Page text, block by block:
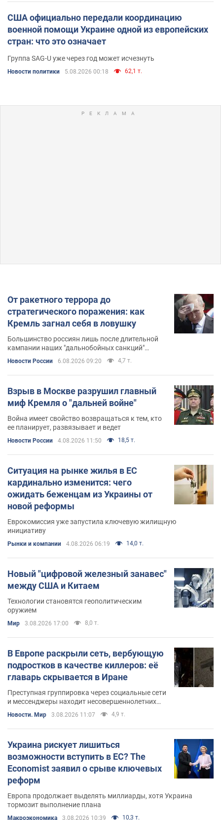
США официально передали координацию
военной помощи Украине одной из европейских
стран: что это означает
Группа SAG-U уже через год может исчезнуть
Новости политики 5.08.2026 00:18 62,1 т.
От ракетного террора до
стратегического поражения: как
Кремль загнал себя в ловушку
Большинство россиян лишь после длительной
кампании наших "дальнобойных санкций"
начали осознавать, что война дошла и до них
Новости России 6.08.2026 09:20 4,7 т.
Взрыв в Москве разрушил главный
миф Кремля о "дальней войне"
Война имеет свойство возвращаться к тем, кто
ее планирует, развязывает и ведет
Новости России 4.08.2026 11:50 18,5 т.
Ситуация на рынке жилья в ЕС
кардинально изменится: чего
ожидать беженцам из Украины от
новой реформы
Еврокомиссия уже запустила ключевую жилищную
инициативу
Рынки и компании 4.08.2026 06:19 14,0 т.
Новый "цифровой железный занавес"
между США и Китаем
Технологии становятся геополитическим
оружием
Мир 3.08.2026 17:00 8,0 т.
В Европе раскрыли сеть, вербующую
подростков в качестве киллеров: её
главарь скрывается в Иране
Преступная группировка через социальные сети
и мессенджеры находит несовершеннолетних
исполнителей заказных убийств
Новости. Мир 3.08.2026 11:07 4,9 т.
Украина рискует лишиться
возможности вступить в ЕС? The
Economist заявил о срыве ключевых
реформ
Европа продолжает выделять миллиарды, хотя Украина
тормозит выполнение плана
Mакроэкономика 3.08.2026 10:39 10,3 т.